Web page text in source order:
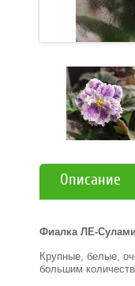
Описание
Фиалка ЛЕ-
Крупные, белые,
большим